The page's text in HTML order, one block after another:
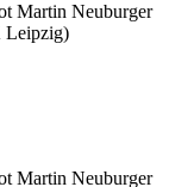
Martin Neuburger
Leipzig)
Martin Neuburger